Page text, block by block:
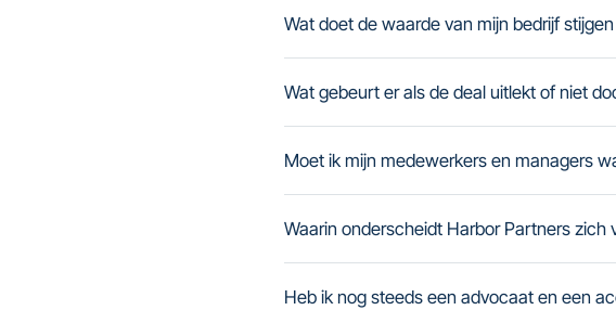
Wat doet de waarde van mijn bedrijf
Wat gebeurt er als de deal uitlekt of niet
Moet ik mijn medewerkers en managers
Waarin onderscheidt Harbor Partners zich
Heb ik nog steeds een advocaat en een